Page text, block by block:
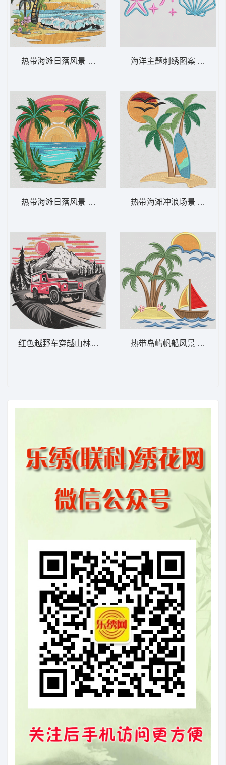
热带海滩日落风景 热带海滩日落——风景如
热带海滩日落风景 热带海滩日落 – 夏日棕
红色越野车穿越山林 越野车山日落——冒险-
海洋主题刺绣图案 简约的
热带海滩冲浪场景 海滩
热带岛屿帆船风景 热带岛